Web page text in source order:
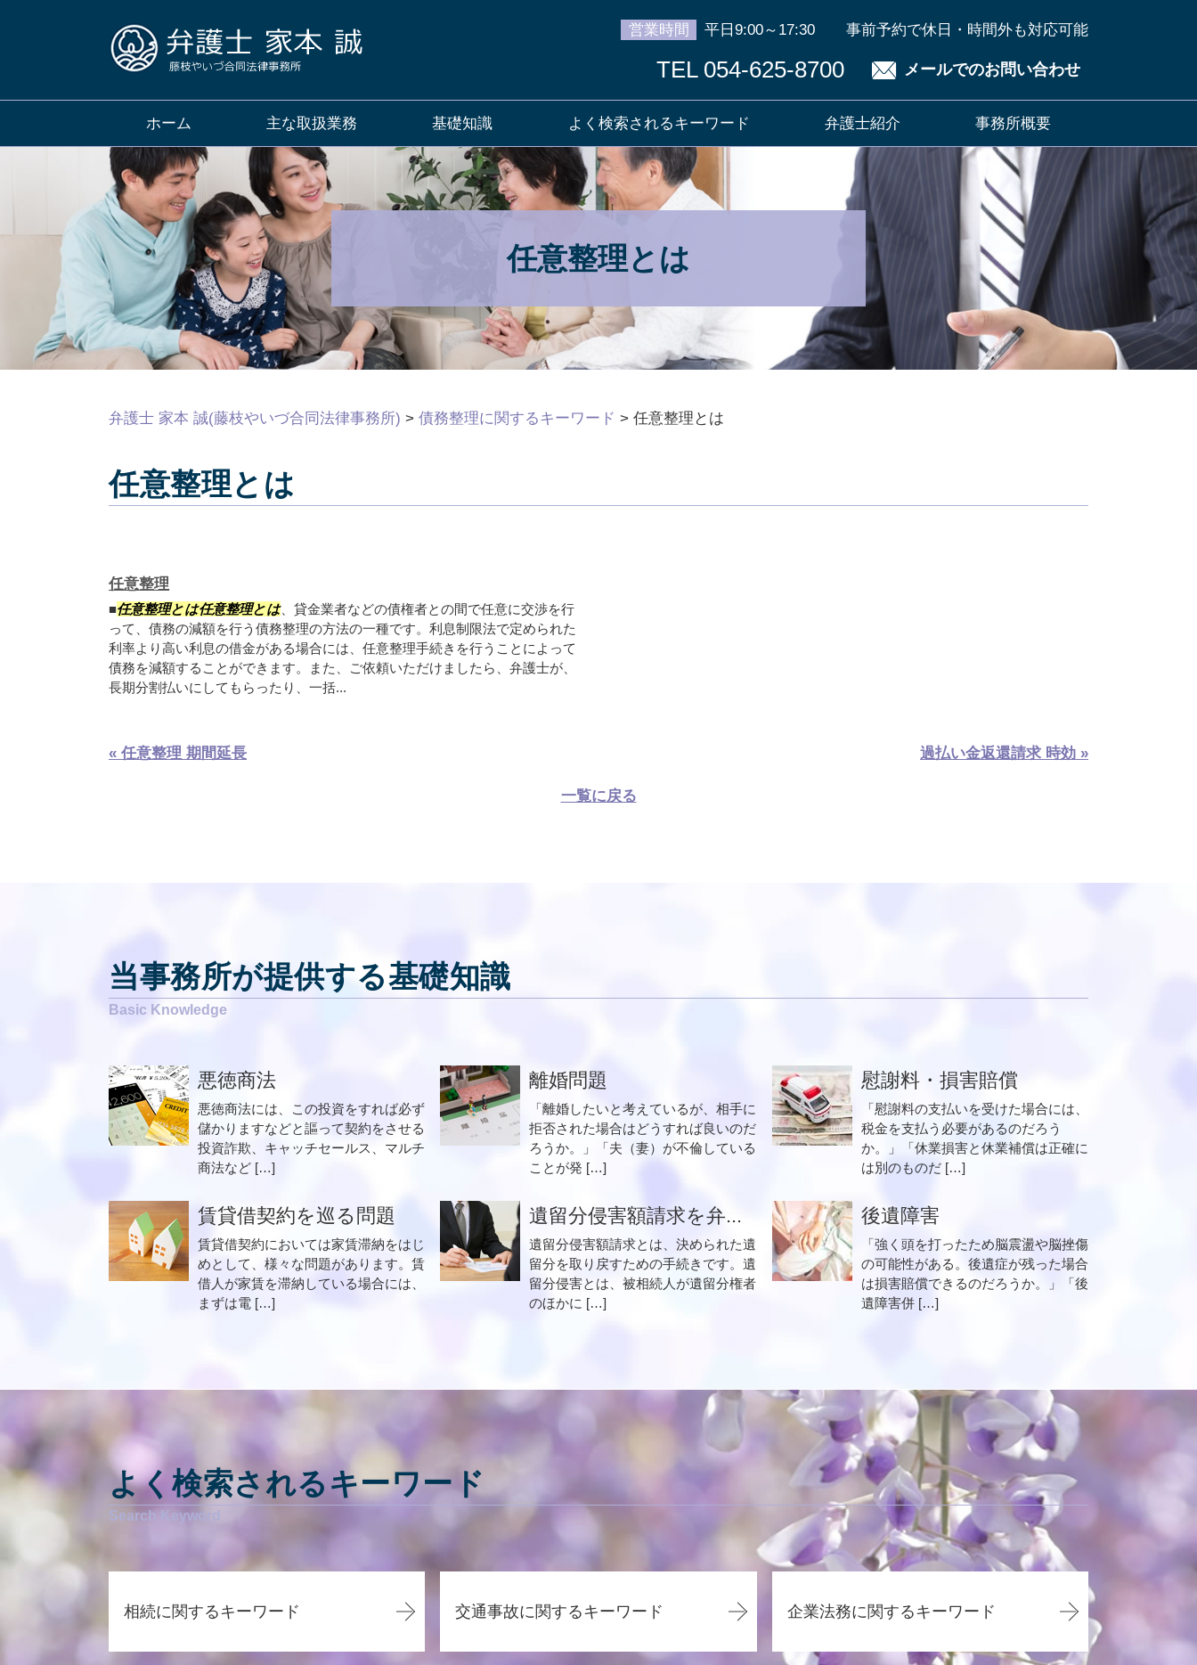
任意整理とは
営業時間 平日9:00～17:30 事前予約で休日・時間外も対応可能
TEL 054-625-8700 メールでのお問い合わせ
ホーム 主な取扱業務 基礎知識 よく検索されるキーワード 弁護士紹介 事務所概要
弁護士 家本 誠(藤枝やいづ合同法律事務所) > 債務整理に関するキーワード > 任意整理とは
任意整理とは
任意整理
■任意整理とは任意整理とは、貸金業者などの債権者との間で任意に交渉を行
って、債務の減額を行う債務整理の方法の一種です。利息制限法で定められた
利率より高い利息の借金がある場合には、任意整理手続きを行うことによって
債務を減額することができます。また、ご依頼いただけましたら、弁護士が、
長期分割払いにしてもらったり、一括...
« 任意整理 期間延長 過払い金返還請求 時効 »
一覧に戻る
当事務所が提供する基礎知識
悪徳商法
悪徳商法には、この投資をすれば必ず
儲かりますなどと謳って契約をさせる
投資詐欺、キャッチセールス、マルチ
商法など […]
離婚問題
「離婚したいと考えているが、相手に
拒否された場合はどうすれば良いのだ
ろうか。」「夫（妻）が不倫している
ことが発 […]
慰謝料・損害賠償
「慰謝料の支払いを受けた場合には、
税金を支払う必要があるのだろう
か。」「休業損害と休業補償は正確に
は別のものだ […]
賃貸借契約を巡る問題
賃貸借契約においては家賃滞納をはじ
めとして、様々な問題があります。賃
借人が家賃を滞納している場合には、
まずは電 […]
遺留分侵害額請求を弁...
遺留分侵害額請求とは、決められた遺
留分を取り戻すための手続きです。遺
留分侵害とは、被相続人が遺留分権者
のほかに […]
後遺障害
「強く頭を打ったため脳震盪や脳挫傷
の可能性がある。後遺症が残った場合
は損害賠償できるのだろうか。」「後
遺障害併 […]
よく検索されるキーワード
相続に関するキーワード 交通事故に関するキーワード 企業法務に関するキーワード